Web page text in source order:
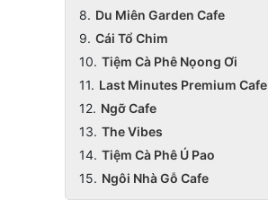
Du Miên Garden Cafe
Cái Tổ Chim
Tiệm Cà Phê Nọong Ơi
Last Minutes Premium Cafe
Ngỡ Cafe
The Vibes
Tiệm Cà Phê Ú Pao
Ngôi Nhà Gỗ Cafe